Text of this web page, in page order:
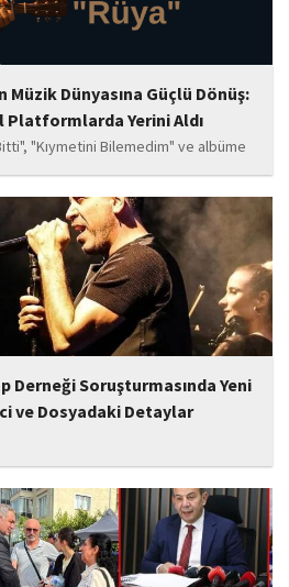
Dünyasına Güçlü Dönüş:
Platformlarda Yerini Aldı
"Kıymetini Bilemedim" ve albüme
kısa süre içerisinde öne çıkan
bekleniyor. Albüm, sanatçının önceki
Derneği Soruşturmasında Yeni
ve Dosyadaki Detaylar
tarafından yürütülen ve Haluk
Derneği'ni kapsadığı belirtilen
gündeme geldi. Edinilen
ani bir operasyonla değil, aylar...